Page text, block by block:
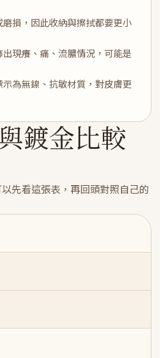
損，因此收納與擦拭都要更小
現癢、痛、流膿情況，可能是
為無鎳、抗敏材質，對皮膚更
鍍金比較
先看這張表，再回頭對照自己的